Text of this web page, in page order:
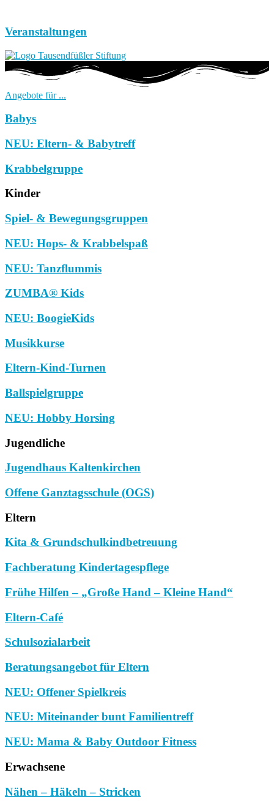
Veranstaltungen
Angebote für ...
Babys
NEU: Eltern- & Babytreff
Krabbelgruppe
Kinder
Spiel- & Bewegungsgruppen
NEU: Hops- & Krabbelspaß
NEU: Tanzflummis
ZUMBA® Kids
NEU: BoogieKids
Musikkurse
Eltern-Kind-Turnen
Ballspielgruppe
NEU: Hobby Horsing
Jugendliche
Jugendhaus Kaltenkirchen
Offene Ganztagsschule (OGS)
Eltern
Kita & Grundschulkindbetreuung
Fachberatung Kindertagespflege
Frühe Hilfen – „Große Hand – Kleine Hand“
Eltern-Café
Schulsozialarbeit
Beratungsangebot für Eltern
NEU: Offener Spielkreis
NEU: Miteinander bunt Familientreff
NEU: Mama & Baby Outdoor Fitness
Erwachsene
Nähen – Häkeln – Stricken